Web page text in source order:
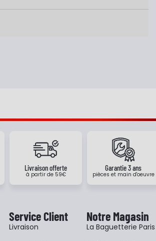
Livraison offerte
à partir de 59€
Garantie 3 ans
pièces et main d'oeuvre
Service Client
Livraison
Notre Magasin
La Baguetterie Paris